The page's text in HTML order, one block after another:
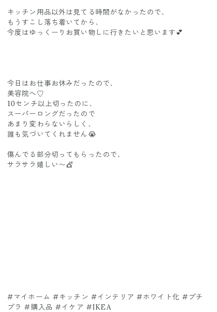
キッチン用品以外は見てる時間がなかったので、
もうすこし落ち着いてから、
今度はゆっくーりお買い物しに行きたいと思います💕
今日はお仕事お休みだったので、
美容院へ♡
10センチ以上切ったのに、
スーパーロングだったので
あまり変わらないらしく、
誰も気づいてくれません😭
傷んでる部分切ってもらったので、
サラサラ嬉しい〜💇
#マイホーム #キッチン #インテリア #ホワイト化 #プチ
プラ #購入品 #イケア #IKEA